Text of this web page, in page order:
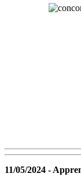
11/05/2024 -